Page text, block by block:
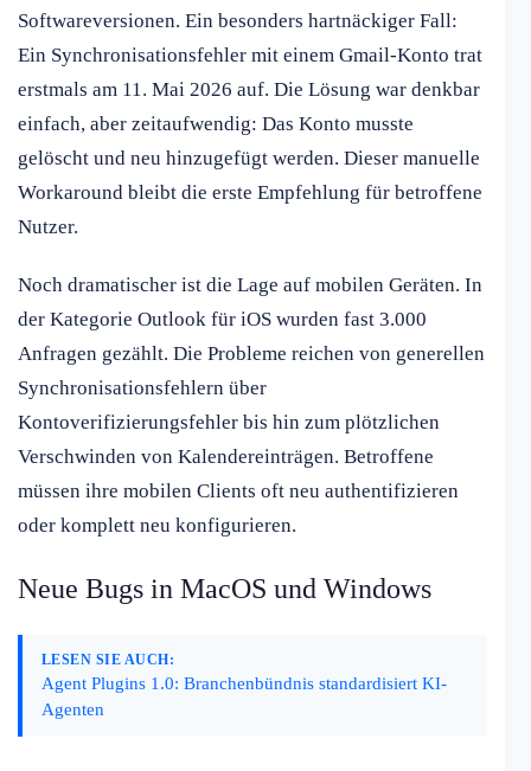
Softwareversionen. Ein besonders hartnäckiger Fall:
Ein Synchronisationsfehler mit einem Gmail-Konto trat
erstmals am 11. Mai 2026 auf. Die Lösung war denkbar
einfach, aber zeitaufwendig: Das Konto musste
gelöscht und neu hinzugefügt werden. Dieser manuelle
Workaround bleibt die erste Empfehlung für betroffene
Nutzer.
Noch dramatischer ist die Lage auf mobilen Geräten. In
der Kategorie Outlook für iOS wurden fast 3.000
Anfragen gezählt. Die Probleme reichen von generellen
Synchronisationsfehlern über
Kontoverifizierungsfehler bis hin zum plötzlichen
Verschwinden von Kalendereinträgen. Betroffene
müssen ihre mobilen Clients oft neu authentifizieren
oder komplett neu konfigurieren.
Neue Bugs in MacOS und Windows
LESEN SIE AUCH:
Agent Plugins 1.0: Branchenbündnis standardisiert KI-
Agenten